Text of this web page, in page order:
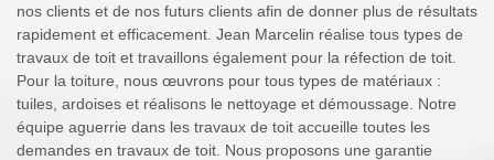
nos clients et de nos futurs clients afin de donner plus de résultats
rapidement et efficacement. Jean Marcelin réalise tous types de
travaux de toit et travaillons également pour la réfection de toit.
Pour la toiture, nous œuvrons pour tous types de matériaux :
tuiles, ardoises et réalisons le nettoyage et démoussage. Notre
équipe aguerrie dans les travaux de toit accueille toutes les
demandes en travaux de toit. Nous proposons une garantie